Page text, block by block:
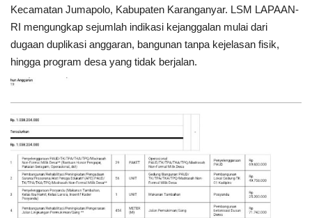
Bisnis
Jambi
Dunia
Artikel
Ekonomi
Kecamatan Jumapolo, Kabupaten Karanganyar. LSM LAPAAN-
RI mengungkap sejumlah indikasi kejanggalan mulai dari
dugaan duplikasi anggaran, bangunan tanpa kejelasan fisik,
hingga program desa yang tidak berjalan.